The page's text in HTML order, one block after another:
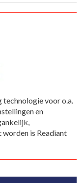
voor o.a.
en
is Readiant